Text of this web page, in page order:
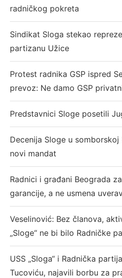
radničkog pokreta
Sindikat Sloga stekao
partizanu Užice
Protest radnika GSP ispred
prevoz: Ne damo GSP
Predstavnici Sloge posetili
Decenija Sloge u
novi mandat
Radnici i građani Beograda
garancije, a ne usmena
Veselinović: Bez članova,
„Sloge“ ne bi bilo Radničke
USS „Sloga“ i Radnička
Tucoviću, najavili borbu za